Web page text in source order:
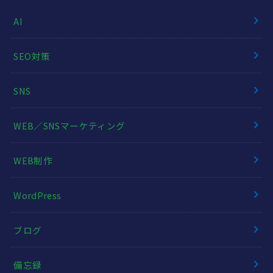
AI
SEO対策
SNS
WEB／SNSマーケティング
WEB制作
WordPress
ブログ
備忘録